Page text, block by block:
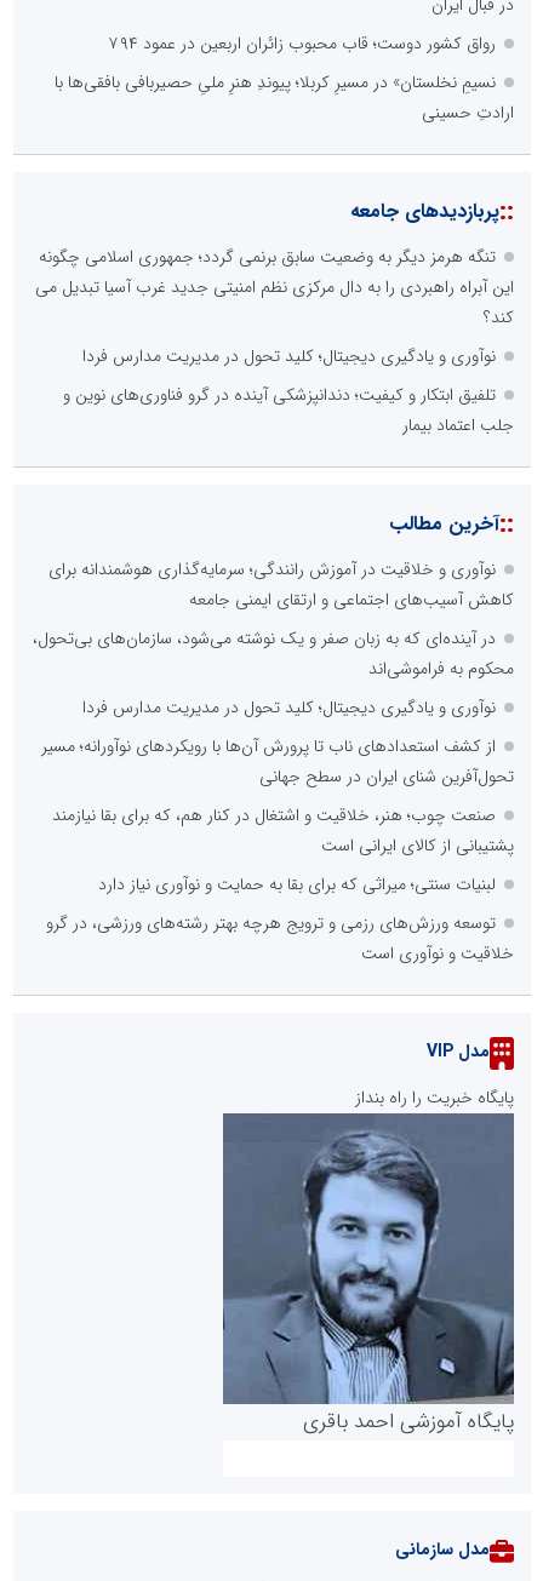
رواق کشور دوست؛ قاب محبوب زائران اربعین در عمود ۷۹۴
نسیمِ نخلستان» در مسیرِ کربلا؛ پیوندِ هنرِ ملیِ حصیربافی بافقی‌ها با
ارادتِ حسینی
::پربازدیدهای جامعه
تنگه هرمز دیگر به وضعیت سابق برنمی گردد؛ جمهوری اسلامی چگونه
این آبراه راهبردی را به دال مرکزی نظم امنیتی جدید غرب آسیا تبدیل می
کند؟
نوآوری و یادگیری دیجیتال؛ کلید تحول در مدیریت مدارس فردا
تلفیق ابتکار و کیفیت؛ دندانپزشکی آینده در گرو فناوری‌های نوین و
جلب اعتماد بیمار
::آخرین مطالب
نوآوری و خلاقیت در آموزش رانندگی؛ سرمایه‌گذاری هوشمندانه برای
کاهش آسیب‌های اجتماعی و ارتقای ایمنی جامعه
در آینده‌ای که به زبان صفر و یک نوشته می‌شود، سازمان‌های بی‌تحول،
محکوم به فراموشی‌اند
نوآوری و یادگیری دیجیتال؛ کلید تحول در مدیریت مدارس فردا
از کشف استعدادهای ناب تا پرورش آن‌ها با رویکردهای نوآورانه؛ مسیر
تحول‌آفرین شنای ایران در سطح جهانی
صنعت چوب؛ هنر، خلاقیت و اشتغال در کنار هم، که برای بقا نیازمند
پشتیبانی از کالای ایرانی است
لبنیات سنتی؛ میراثی که برای بقا به حمایت و نوآوری نیاز دارد
توسعه ورزش‌های رزمی و ترویج هرچه بهتر رشته‌های ورزشی، در گرو
خلاقیت و نوآوری است
مدل VIP
پایگاه خبریت را راه بنداز
پایگاه آموزشی احمد باقری
مدل سازمانی